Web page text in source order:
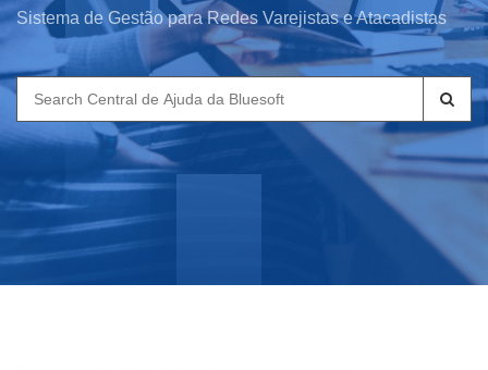
Sistema de Gestão para Redes Varejistas e Atacadistas
Search
for: